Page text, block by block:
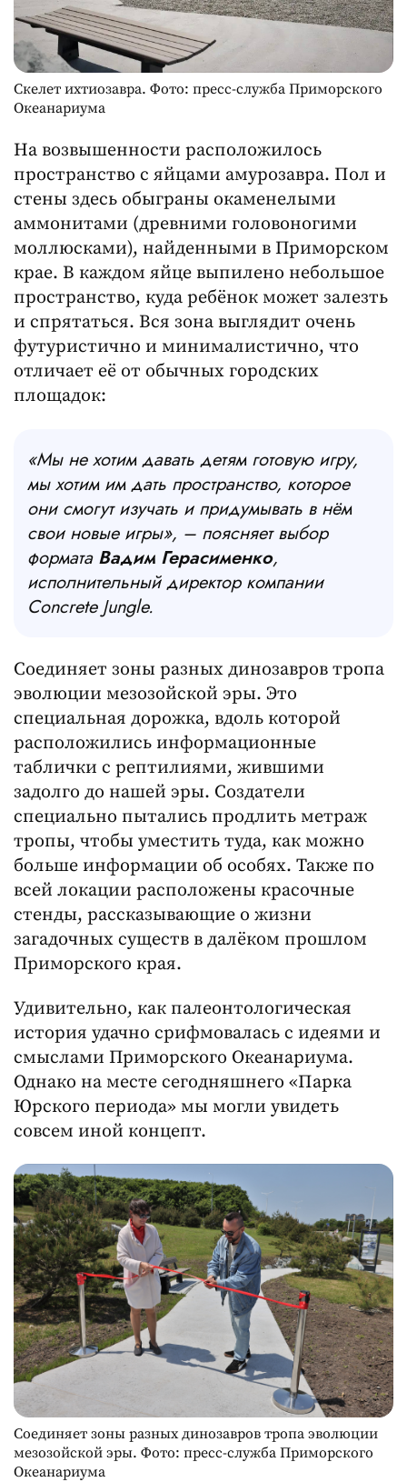
Скелет ихтиозавра. Фото: пресс-служба Приморского
Океанариума
На возвышенности расположилось
пространство с яйцами амурозавра. Пол и
стены здесь обыграны окаменелыми
аммонитами (древними головоногими
моллюсками), найденными в Приморском
крае. В каждом яйце выпилено небольшое
пространство, куда ребёнок может залезть
и спрятаться. Вся зона выглядит очень
футуристично и минималистично, что
отличает её от обычных городских
площадок:
«Мы не хотим давать детям готовую игру,
мы хотим им дать пространство, которое
они смогут изучать и придумывать в нём
свои новые игры», – поясняет выбор
формата Вадим Герасименко,
исполнительный директор компании
Concrete Jungle.
Соединяет зоны разных динозавров тропа
эволюции мезозойской эры. Это
специальная дорожка, вдоль которой
расположились информационные
таблички с рептилиями, жившими
задолго до нашей эры. Создатели
специально пытались продлить метраж
тропы, чтобы уместить туда, как можно
больше информации об особях. Также по
всей локации расположены красочные
стенды, рассказывающие о жизни
загадочных существ в далёком прошлом
Приморского края.
Удивительно, как палеонтологическая
история удачно срифмовалась с идеями и
смыслами Приморского Океанариума.
Однако на месте сегодняшнего «Парка
Юрского периода» мы могли увидеть
совсем иной концепт.
Соединяет зоны разных динозавров тропа эволюции
мезозойской эры. Фото: пресс-служба Приморского
Океанариума